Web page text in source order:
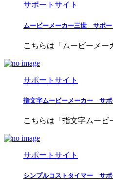
サポートサイト
ムービーメーカー三世 サポー
こちらは「ムービーメー
サポートサイト
指文字ムービーメーカー サポ
こちらは「指文字ムービ
サポートサイト
シンプルコストタイマー サポ